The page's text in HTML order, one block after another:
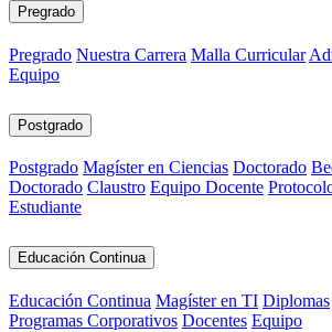
Pregrado
Pregrado Nuestra Carrera Malla Curricular
Equipo
Postgrado
Postgrado Magíster en Ciencias Doctorado
Doctorado Claustro Equipo Docente
Estudiante
Educación Continua
Educación Continua Magíster en TI Diplomas
Programas Corporativos Docentes Equipo